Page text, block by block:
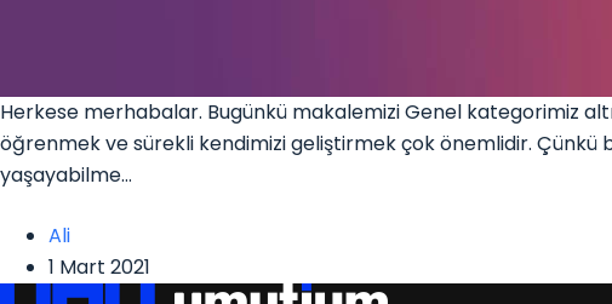
Herkese merhabalar. Bugünkü makalemizi Genel kategorimiz
öğrenmek ve sürekli kendimizi geliştirmek çok önemlidir.
yaşayabilme…
Ali
1 Mart 2021